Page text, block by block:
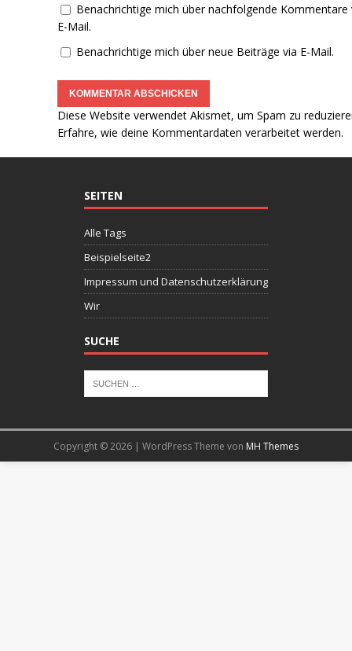
Benachrichtige mich über nachfolgende Kommentare
E-Mail.
Benachrichtige mich über neue Beiträge via E-Mail.
Diese Website verwendet Akismet, um Spam zu
Erfahre, wie deine Kommentardaten verarbeitet werden.
SEITEN
Alle Tags
Beispielseite2
Impressum und Datenschutzerklärung
Wir
SUCHE
Copyright © 2026 | WordPress Theme von MH Themes